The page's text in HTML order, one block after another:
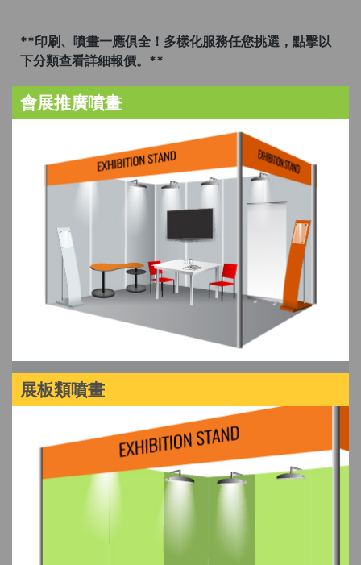
**印刷、噴畫一應俱全！多樣化服務任您挑選，點擊以
下分類查看詳細報價。**
會展推廣噴畫
展板類噴畫